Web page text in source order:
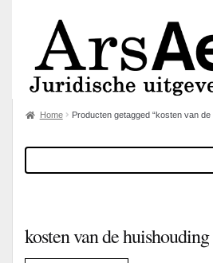
Home Producten getagged “kosten van de
kosten van de huishouding